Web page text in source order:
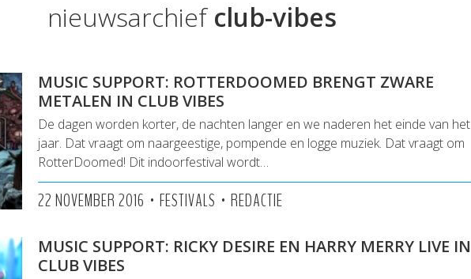
nieuwsarchiefclub-vibes
MUSIC SUPPORT: ROTTERDOOMED BRENGT ZWARE
METALEN IN CLUB VIBES
De dagen worden korter, de nachten langer en we naderen het einde van het
jaar. Dat vraagt om naargeestige, pompende en logge muziek. Dat vraagt om
RotterDoomed! Dit indoorfestival wordt…
22 NOVEMBER 2016 • FESTIVALS • REDACTIE
MUSIC SUPPORT: RICKY DESIRE EN HARRY MERRY LIVE IN
CLUB VIBES